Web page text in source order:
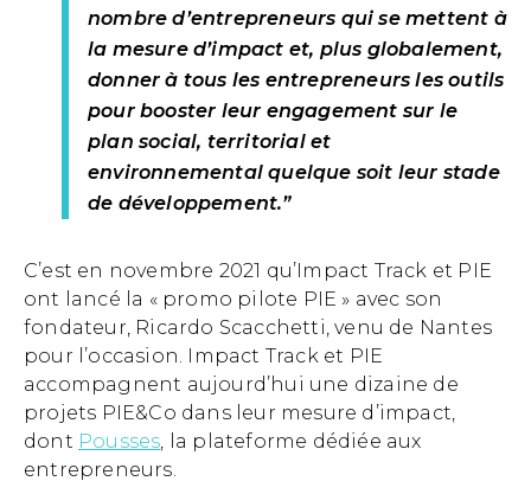
nombre d’entrepreneurs qui se mettent à
la mesure d’impact et, plus globalement,
donner à tous les entrepreneurs les outils
pour booster leur engagement sur le
plan social, territorial et
environnemental quelque soit leur stade
de développement.”
C’est en novembre 2021 qu’Impact Track et PIE
ont lancé la « promo pilote PIE » avec son
fondateur, Ricardo Scacchetti, venu de Nantes
pour l’occasion. Impact Track et PIE
accompagnent aujourd’hui une dizaine de
projets PIE&Co dans leur mesure d’impact,
dont Pousses , la plateforme dédiée aux
entrepreneurs.